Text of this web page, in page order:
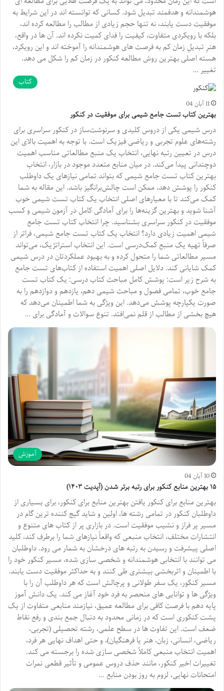
هوشمندانه و هدفمند تبدیل شود. کسانی که توانسته اند در این شرایط به
موفقیت دست یابند، نه تنها حجم زیادی از مطالب را مطالعه کرده اند،
بلکه با رویکردی متفاوت، کیفیت را فدای کمیت نکرده اند. آن ها در واقع،
هنرِ تبدیلِ زمان کم به فرصت های هوشمندانه را آموخته اند و این رویکرد،
هسته اصلی بهترین روش مطالعه کنکور در زمان کم را شکل می دهد.
تغییر …
کتاب
11 آبان 04
بهترین کتاب تست جامع شیمی برای موفقیت در کنکور
درس شیمی یکی از دروس کلیدی و سرنوشت‌ساز در کنکور سراسری برای
رشته‌های علوم تجربی و ریاضی فیزیک است. با توجه به اهمیت بالای این
درس در تعیین رتبه نهایی، انتخاب یک منبع مطالعاتی مناسب اهمیت
دوچندانی پیدا می‌کند. در میان منابع متعدد موجود در بازار، انتخاب
بهترین کتاب تست جامع شیمی که بتواند تمامی نیازهای یک داوطلب
کنکور را پوشش دهد، ممکن است چالش‌برانگیز باشد. این مقاله به شما
کمک می‌کند تا با معیارهای اصلی انتخاب یک کتاب تست شیمی خوب
آشنا شوید و بهترین گزینه‌ها را برای آمادگی کامل در آزمون شیمی و کسب
موفقیت در کنکور سراسری بشناسید. چرا انتخاب کتاب تست جامع
شیمی اهمیت زیادی دارد؟ انتخاب یک کتاب تست جامع شیمی، فراتر از
صرفاً تهیه یک منبع کمک‌درسی است. این انتخاب استراتژیک، می‌تواند
مسیر مطالعاتی شما را متحول کرده و به بهبود عملکردتان در درس شیمی
کمک شایانی کند. دلایل اصلی اهمیت استفاده از کتاب‌های تست جامع
به شرح زیر است: پوشش کامل مباحث کتاب درسی: یک کتاب تست
جامع خوب، تمامی فصول و مباحث شیمی دهم، یازدهم و دوازدهم را به
صورت یکپارچه پوشش می‌دهد. این ویژگی به شما اطمینان می‌دهد که
هیچ بخشی از مطالب از قلم نمی‌افتد. تنوع سوالات و آمادگی برای …
آموزش
10 آبان 04
۱۵ بهترین منابع کنکور برای رتبه برتر شدن (آپدیت ۱۴۰۳)
بهترین منابع برای کنکور یافتن بهترین منابع برای کنکور، برای بسیاری از
داوطلبان کنکور در تمامی رشته ها، اولین و شاید گیج کننده ترین گام در
مسیر پر فراز و نشیب موفقیت است. در بازاری پر از کتاب های متنوع و
انتشارات مختلف، انتخاب منبعی که واقعاً نیازهای شما را برطرف کند، کلید
اصلی پیشرفت و رسیدن به رتبه های درخشان به شمار می رود. داوطلبان
می توانند با انتخابی هوشمندانه و شخصی سازی شده، مسیر کنکور خود را
با اطمینان و اثربخشی بیشتری طی کنند و به حداکثر موفقیت دست یابند.
مسیر کنکور، یک سفر طولانی و پرچالش است که هر داوطلب آن را با
ویژگی ها و توانایی های منحصر به فرد خود آغاز می کند. یک دانش آموز
پایه دهم با فرصت کافی برای مطالعه عمیق، نیازمند منابعی متفاوت از یک
پشت کنکوری است که در زمانی محدود به دنبال جمع بندی و رفع نقاط
ضعف است. این تفاوت ها در سطح علمی، رشته تحصیلی (تجربی،
ریاضی، انسانی، زبان، هنر یا فرهنگیان)، و حتی اهداف نهایی هر فرد،
اهمیت انتخاب منبعی کاملاً شخصی سازی شده را برجسته می کند.
تغییرات اخیر کنکور، مانند حذف دروس عمومی و تأثیر قطعی نمرات
امتحانات نهایی، لزوم به روز بودن منابع …